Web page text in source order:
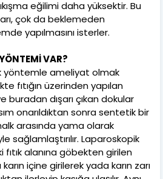
eğilimi daha yüksektir. Bu
çok da beklemeden
yapılmasını isterler.
VAR?
yöntemle ameliyat olmak
fıtığın üzerinden yapılan
buradan dışarı çıkan dokular
onarıldıktan sonra sentetik bir
arasında yama olarak
sağlamlaştırılır. Laparoskopik
alanına göbekten girilen
içine girilerek yada karın zarı